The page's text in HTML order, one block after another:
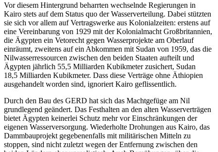
Vor diesem Hintergrund beharrten wech­selnde Regierungen in
Kairo stets auf dem Status quo der Wasserverteilung. Dabei stütz­ten
sie sich vor allem auf Vertrags­werke aus Kolo­nialzeiten: erstens auf
eine Vereinbarung von 1929 mit der Kolonialmacht Groß­britannien,
die Ägypten ein Vetorecht gegen Wasserprojekte am Ober­lauf
einräumt, zweitens auf ein Abkommen mit Sudan von 1959, das die
Nilwasser­ressourcen zwischen den beiden Staaten auf­teilt und
Ägypten jähr­lich 55,5 Milliar­den Kubikmeterzu­sichert, Sudan
18,5 Milliarden Kubikmeter. Dass diese Verträge ohne Äthiopien
aus­ge­handelt worden sind, ignoriert Kairo ge­flissentlich.
Durch den Bau des GERD hat sich das Machtgefüge am Nil
grundlegend ge­ändert. Das Festhalten an den alten Was­ser­verträgen
bietet Ägypten keinerlei Schutz mehr vorEinschränkungen der
eigenen Was­server­sor­gung. Wiederholte Drohungen aus Kairo, das
Dammbauprojekt gegebenenfalls mit militärischen Mitteln zu
stoppen, sind nicht zuletzt wegen der Entfernung zwischen den